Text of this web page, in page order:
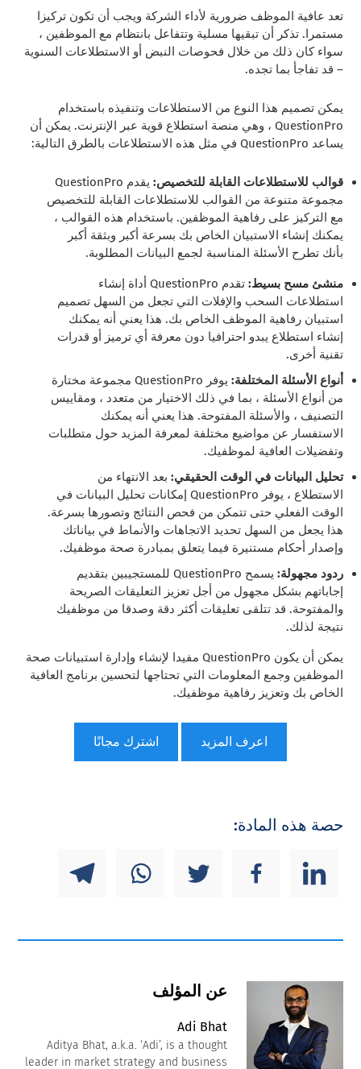
تعد عافية الموظف ضرورية لأداء الشركة ويجب أن تكون تركيزا
مستمرا. تذكر أن تبقيها مسلية وتتفاعل بانتظام مع الموظفين ،
سواء كان ذلك من خلال فحوصات النبض أو الاستطلاعات السنوية
– قد تفاجأ بما تجده.
يمكن تصميم هذا النوع من الاستطلاعات وتنفيذه باستخدام
QuestionPro ، وهي منصة استطلاع قوية عبر الإنترنت. يمكن أن
يساعد QuestionPro في مثل هذه الاستطلاعات بالطرق التالية:
قوالب للاستطلاعات القابلة للتخصيص:
يقدم QuestionPro
مجموعة متنوعة من القوالب للاستطلاعات القابلة للتخصيص
مع التركيز على رفاهية الموظفين. باستخدام هذه القوالب ،
يمكنك إنشاء الاستبيان الخاص بك بسرعة أكبر وبثقة أكبر
بأنك تطرح الأسئلة المناسبة لجمع البيانات المطلوبة.
منشئ مسح بسيط:
تقدم QuestionPro أداة إنشاء
استطلاعات السحب والإفلات التي تجعل من السهل تصميم
استبيان رفاهية الموظف الخاص بك. هذا يعني أنه يمكنك
إنشاء استطلاع يبدو احترافيا دون معرفة أي ترميز أو قدرات
تقنية أخرى.
أنواع الأسئلة المختلفة:
يوفر QuestionPro مجموعة مختارة
من أنواع الأسئلة ، بما في ذلك الاختيار من متعدد ، ومقاييس
التصنيف ، والأسئلة المفتوحة. هذا يعني أنه يمكنك
الاستفسار عن مواضيع مختلفة لمعرفة المزيد حول متطلبات
وتفضيلات العافية لموظفيك.
تحليل البيانات في الوقت الحقيقي: بعد الانتهاء من
الاستطلاع ، يوفر QuestionPro إمكانات تحليل البيانات في
الوقت الفعلي حتى تتمكن من فحص النتائج وتصورها بسرعة.
هذا يجعل من السهل تحديد الاتجاهات والأنماط في بياناتك
وإصدار أحكام مستنيرة فيما يتعلق بمبادرة صحة موظفيك.
ردود مجهولة:
يسمح QuestionPro للمستجيبين بتقديم
إجاباتهم بشكل مجهول من أجل تعزيز التعليقات الصريحة
والمفتوحة. قد تتلقى تعليقات أكثر دقة وصدقا من موظفيك
نتيجة لذلك.
يمكن أن يكون QuestionPro مفيدا لإنشاء وإدارة استبيانات صحة
الموظفين وجمع المعلومات التي تحتاجها لتحسين برنامج العافية
الخاص بك وتعزيز رفاهية موظفيك.
اعرف المزيد اشترك مجانًا
حصة هذه المادة:
عن المؤلف
Adi Bhat
Aditya Bhat, a.k.a. ‘Adi’, is a thought
leader in market strategy and business